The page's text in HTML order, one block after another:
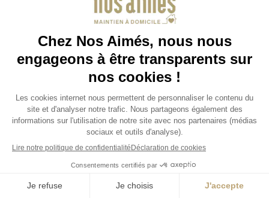
Je demande un devis JOBS / EMPLOIS
Secteurs d’intervention : Paris Sud
(5e, 6e, 7e, 13e, 14e, 15e) et 92 Sud
(Montrouge, Clamart, Vanves,
Malakoff, Châtillon)
Je demande un devis
Consulter la fiche agence